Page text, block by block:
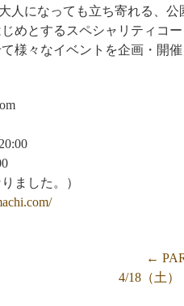
人になっても立ち寄れる、
めとするスペシャリティコー
様々なイベントを企画・開催
ました。）
←
4/18（土